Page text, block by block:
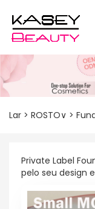
Lar > ROSTO∨ >
Private Label
pelo seu design